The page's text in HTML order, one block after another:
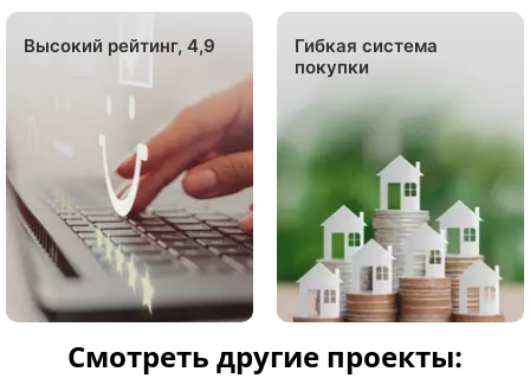
Высокий рейтинг, 4,9
Гибкая система
покупки
Смотреть другие проекты: